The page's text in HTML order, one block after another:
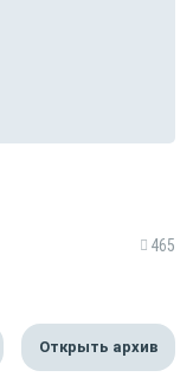
465
Открыть архив